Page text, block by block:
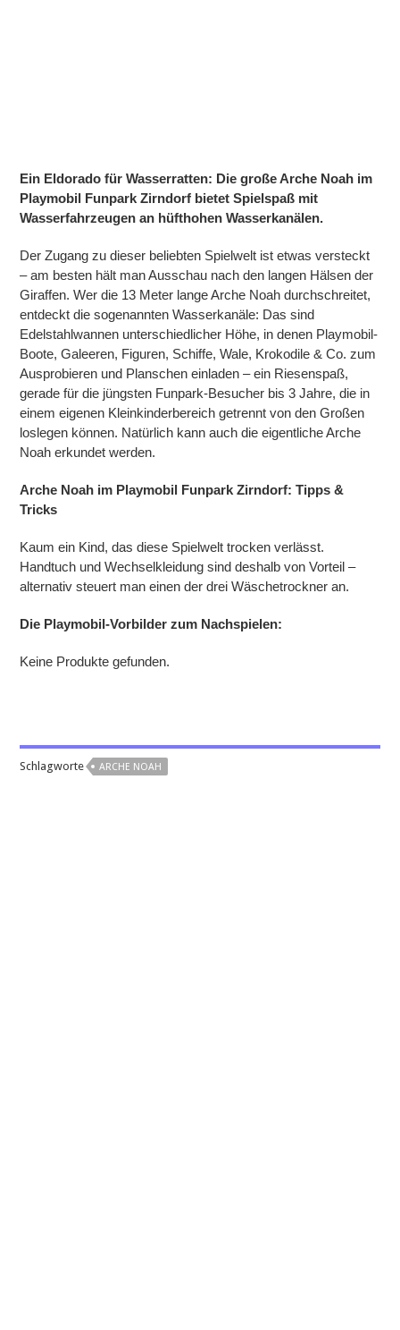
Ein Eldorado für Wasserratten: Die große Arche Noah im
Playmobil Funpark Zirndorf bietet Spielspaß mit
Wasserfahrzeugen an hüfthohen Wasserkanälen.
Der Zugang zu dieser beliebten Spielwelt ist etwas versteckt
– am besten hält man Ausschau nach den langen Hälsen der
Giraffen. Wer die 13 Meter lange Arche Noah durchschreitet,
entdeckt die sogenannten Wasserkanäle: Das sind
Edelstahlwannen unterschiedlicher Höhe, in denen Playmobil-
Boote, Galeeren, Figuren, Schiffe, Wale, Krokodile & Co. zum
Ausprobieren und Planschen einladen – ein Riesenspaß,
gerade für die jüngsten Funpark-Besucher bis 3 Jahre, die in
einem eigenen Kleinkinderbereich getrennt von den Großen
loslegen können. Natürlich kann auch die eigentliche Arche
Noah erkundet werden.
Arche Noah im Playmobil Funpark Zirndorf: Tipps &
Tricks
Kaum ein Kind, das diese Spielwelt trocken verlässt.
Handtuch und Wechselkleidung sind deshalb von Vorteil –
alternativ steuert man einen der drei Wäschetrockner an.
Die Playmobil-Vorbilder zum Nachspielen:
Keine Produkte gefunden.
Schlagworte ARCHE NOAH